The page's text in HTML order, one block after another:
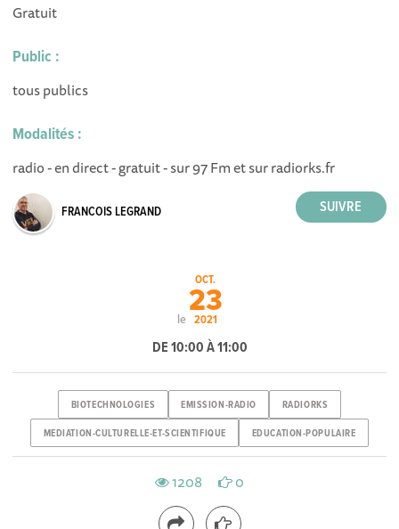
Gratuit
Public :
tous publics
Modalités :
radio - en direct - gratuit - sur 97 Fm et sur radiorks.fr
FRANCOIS LEGRAND
le
OCT.
23
2021
DE 10:00 À 11:00
BIOTECHNOLOGIES EMISSION-RADIO RADIORKS
MEDIATION-CULTURELLE-ET-SCIENTIFIQUE EDUCATION-POPULAIRE
1208 0